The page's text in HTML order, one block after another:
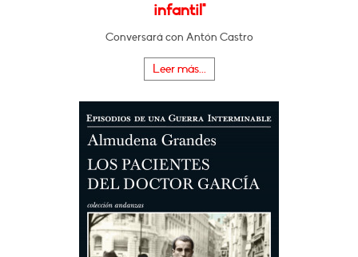
infantil"
Conversará con Antón Castro
Leer más...